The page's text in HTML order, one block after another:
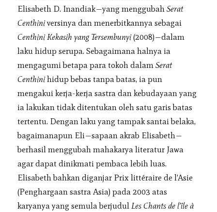
Elisabeth D. Inandiak—yang menggubah Serat
Centhiniversinya dan menerbitkannya sebagai
Centhini Kekasih yang Tersembunyi(2008)—dalam
laku hidup serupa. Sebagaimana halnya ia
mengagumi betapa para tokoh dalam Serat
Centhinihidup bebas tanpa batas, ia pun
mengakui kerja-kerja sastra dan kebudayaan yang
ia lakukan tidak ditentukan oleh satu garis batas
tertentu. Dengan laku yang tampak santai belaka,
bagaimanapun Eli—sapaan akrab Elisabeth—
berhasil menggubah mahakarya literatur Jawa
agar dapat dinikmati pembaca lebih luas.
Elisabeth bahkan diganjar Prix littéraire de l’Asie
(Penghargaan sastra Asia) pada 2003 atas
karyanya yang semula berjudul Les Chants de l’île à